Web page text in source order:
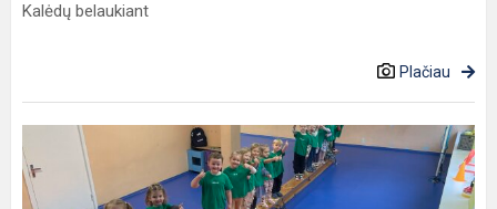
Kalėdų belaukiant
Plačiau
Renginys
“Judėk
ir